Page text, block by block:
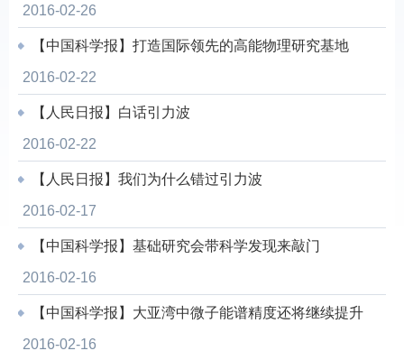
2016-02-26
【中国科学报】打造国际领先的高能物理研究基地
2016-02-22
【人民日报】白话引力波
2016-02-22
【人民日报】我们为什么错过引力波
2016-02-17
【中国科学报】基础研究会带科学发现来敲门
2016-02-16
【中国科学报】大亚湾中微子能谱精度还将继续提升
2016-02-16